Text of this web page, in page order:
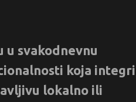
u svakodnevnu
koja
lokalno ili